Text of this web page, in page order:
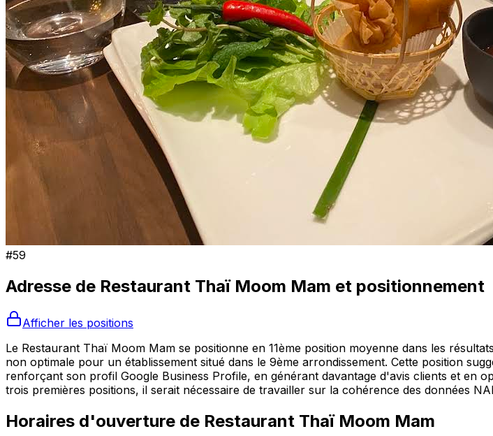
#59
Adresse de Restaurant Thaï Moom Mam et positionnement
Afficher les positions
Le Restaurant Thaï Moom Mam se positionne en 11ème position moyenne dans les
non optimale pour un établissement situé dans le 9ème arrondissement. Cette position
renforçant son profil Google Business Profile, en générant davantage d'avis clients et en
trois premières positions, il serait nécessaire de travailler sur la cohérence des données
Horaires d'ouverture de Restaurant Thaï Moom Mam